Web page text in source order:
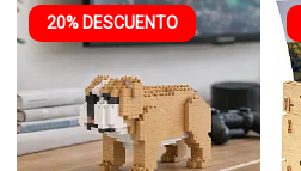
20% DESCUENTO